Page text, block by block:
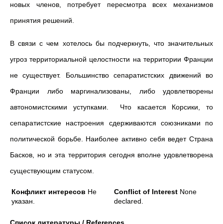
новых членов, потребует пересмотра всех механизмов
принятия решений.
В связи с чем хотелось бы подчеркнуть, что значительных
угроз территориальной целостности на территории Франции
не существует. Большинство сепаратистских движений во
Франции либо маргинализованы, либо удовлетворены
автономистскими уступками. Что касается Корсики, то
сепаратистские настроения сдерживаются союзниками по
политической борьбе. Наиболее активно себя ведет Страна
Басков, но и эта территория сегодня вполне удовлетворена
существующим статусом.
Конфликт интересов Не
указан.
Conflict of Interest None
declared.